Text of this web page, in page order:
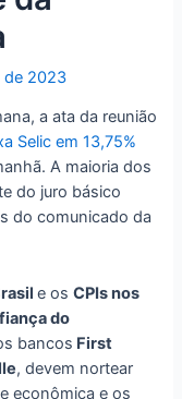
de 2023
a ata da reunião
Selic em 13,75%
A maioria dos
do juro básico
do comunicado da
e osCPIs nos
do
bancos First
, devem nortear
econômica e os